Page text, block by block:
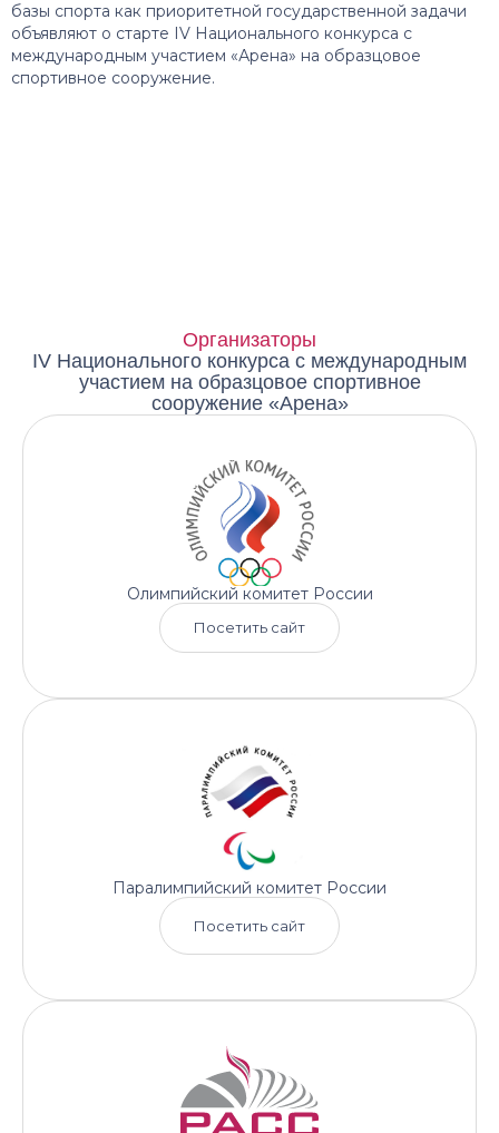
базы спорта как приоритетной государственной задачи
объявляют о старте IV Национального конкурса с
международным участием «Арена» на образцовое
спортивное сооружение.
награждения
Организаторы
IV Национального конкурса с международным
участием на образцовое спортивное
сооружение «Арена»
Олимпийский комитет России
Посетить сайт
Паралимпийский комитет России
Посетить сайт